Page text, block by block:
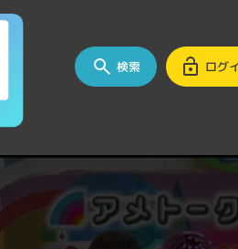
検索 ログ